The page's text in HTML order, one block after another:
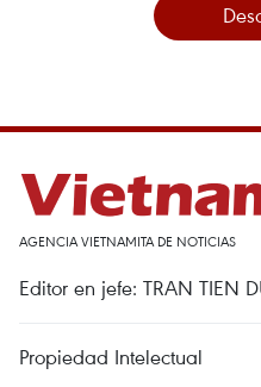
AGENCIA VIETNAMITA DE NOTICIAS
Editor en jefe: TRAN TIEN
Propiedad Intelectual